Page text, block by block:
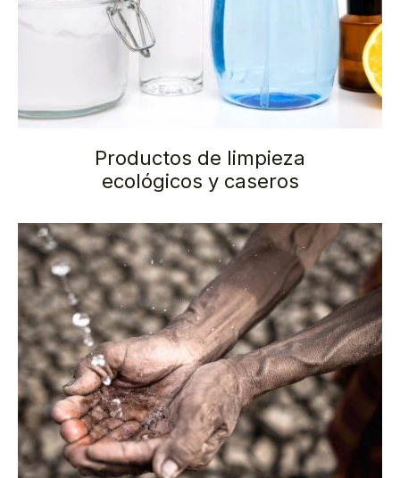
Productos de limpieza
ecológicos y caseros